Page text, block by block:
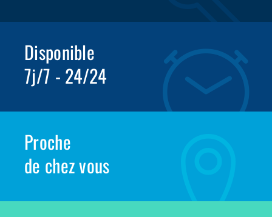
Disponible
7j/7 - 24/24
Proche
de chez vous